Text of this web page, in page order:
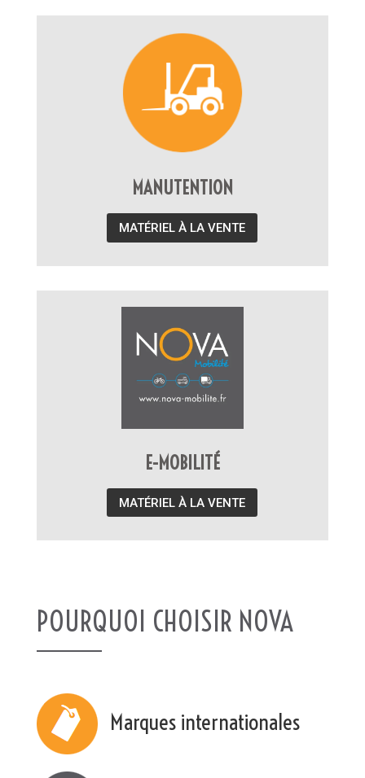
MANUTENTION
MATÉRIEL À LA VENTE
E-MOBILITÉ
MATÉRIEL À LA VENTE
POURQUOI CHOISIR NOVA
Marques internationales